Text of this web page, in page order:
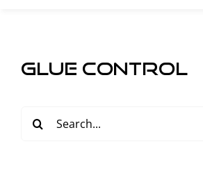
Upgrades
Über JD
Glue control
Search